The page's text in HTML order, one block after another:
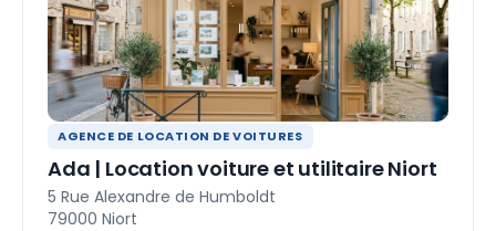
AGENCE DE LOCATION DE VOITURES
Ada | Location voiture et utilitaire Niort
5 Rue Alexandre de Humboldt
79000 Niort